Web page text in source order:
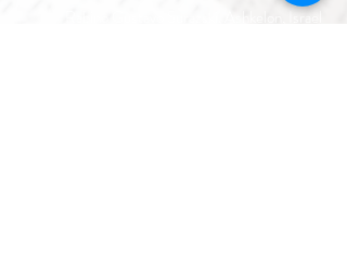
Rabino Gustavo Surazski, Ashkelon, Israel